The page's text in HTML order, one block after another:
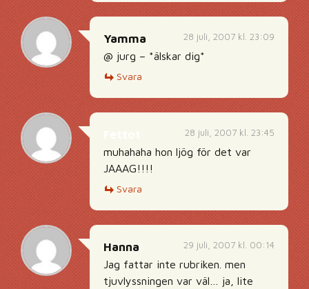
28 juli, 2007 kl. 23:09
Yamma
@ jurg – *älskar dig*
Svara
28 juli, 2007 kl. 23:45
muhahaha hon ljög för det var
JAAAG!!!!
Svara
29 juli, 2007 kl. 00:14
Hanna
Jag fattar inte rubriken. men
tjuvlyssningen var väl… ja, lite